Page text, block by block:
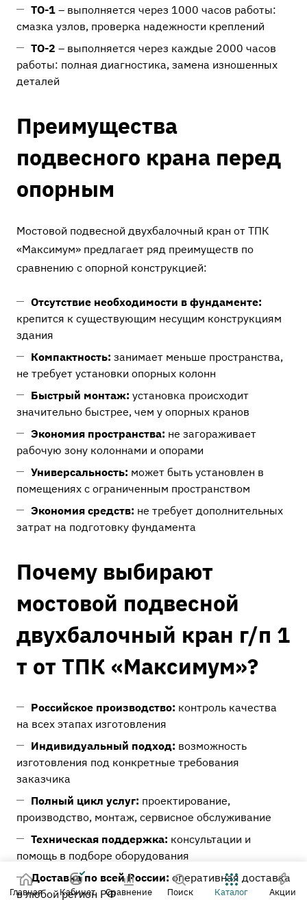
ТО-1 – выполняется через 1000 часов работы:
смазка узлов, проверка надежности креплений
ТО-2 – выполняется через каждые 2000 часов
работы: полная диагностика, замена изношенных
деталей
Преимущества
подвесного крана перед
опорным
Мостовой подвесной двухбалочный кран от ТПК
«Максимум» предлагает ряд преимуществ по
сравнению с опорной конструкцией:
Отсутствие необходимости в фундаменте:
крепится к существующим несущим конструкциям
здания
Компактность: занимает меньше пространства,
не требует установки опорных колонн
Быстрый монтаж: установка происходит
значительно быстрее, чем у опорных кранов
Экономия пространства: не загораживает
рабочую зону колоннами и опорами
Универсальность: может быть установлен в
помещениях с ограниченным пространством
Экономия средств: не требует дополнительных
затрат на подготовку фундамента
Почему выбирают
мостовой подвесной
двухбалочный кран г/п 1
т от ТПК «Максимум»?
Российское производство: контроль качества
на всех этапах изготовления
Индивидуальный подход: возможность
изготовления под конкретные требования
заказчика
Полный цикл услуг: проектирование,
производство, монтаж, сервисное обслуживание
Техническая поддержка: консультации и
помощь в подборе оборудования
Доставка по всей России: оперативная доставка
в любой регион РФ
Главная Кабинет Сравнение Поиск Каталог Акции